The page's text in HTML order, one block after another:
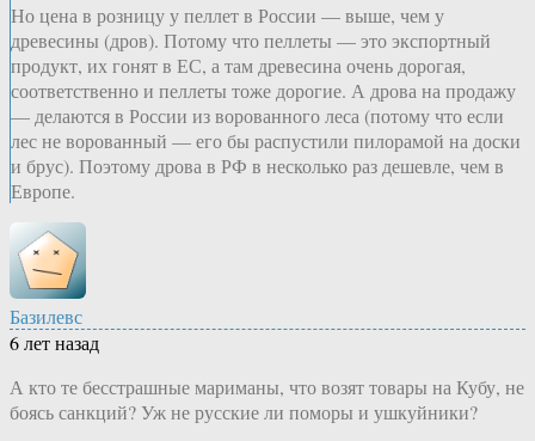
Но цена в розницу у пеллет в России — выше, чем у
древесины (дров). Потому что пеллеты — это экспортный
продукт, их гонят в ЕС, а там древесина очень дорогая,
соответственно и пеллеты тоже дорогие. А дрова на продажу
— делаются в России из ворованного леса (потому что если
лес не ворованный — его бы распустили пилорамой на доски
и брус). Поэтому дрова в РФ в несколько раз дешевле, чем в
Европе.
Базилевс
6 лет назад
А кто те бесстрашные мариманы, что возят товары на Кубу, не
боясь санкций? Уж не русские ли поморы и ушкуйники?